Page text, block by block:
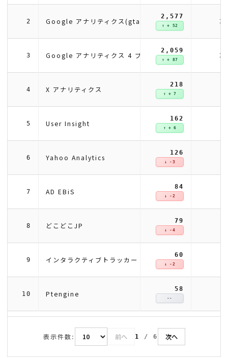
2 Google アナリティクス(gtag)
2,577
↑ + 52
3 Google アナリティクス 4 プロパティ
2,059
↑ + 87
4 X アナリティクス
218
↑ + 7
5 User Insight
162
↑ + 6
6 Yahoo Analytics
126
↓ -3
7 AD EBiS
84
↓ -2
8 どこどこJP
79
↓ -4
9 インタラクティブトラッカー
60
↓ -2
10 Ptengine
58
--
表示件数: 前へ 1 / 6 次へ